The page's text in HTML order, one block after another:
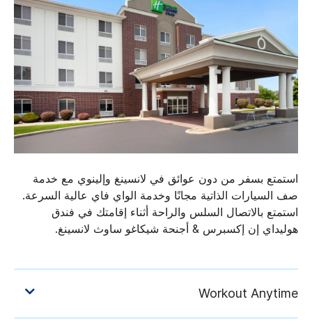
استمتع بسفر من دون عوائق في لانسينغ وإلينوي مع خدمة
صف السيارات الذاتية مجانًا وخدمة الواي فاي عالية السرعة.
استمتع بالاتصال السلس والراحة أثناء إقامتك في فندق
هوليداي إن إكسبرس & أجنحة شيكاغو ساوث لانسينغ.